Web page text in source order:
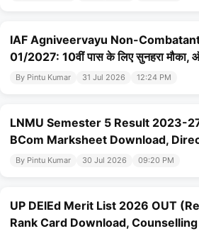
IAF Agniveervayu Non-
01/2027: 10वीं पास के लिए सुनहरा
By Pintu Kumar 31 Jul 2026 12:24 PM
LNMU Semester 5 Result 2023-
BCom Marksheet Download,
By Pintu Kumar 30 Jul 2026 09:20 PM
UP DElEd Merit List 2026 OUT
Rank Card Download,